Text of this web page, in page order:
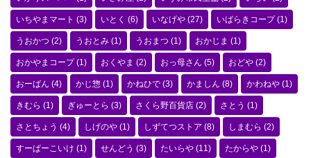
いちやまマート (3) いとく (6) いなげや (27) いばらきコープ(1)
うおかつ (2) うおとみ (1) うおまつ (1) おかじま (1)
おかやまコープ(1) おくやま (2) おっ母さん (5) おどや (2)
おーばん (4) かじ惣 (1) かねひで (3) かましん (8) かわねや (1)
きむら (1) ぎゅーとら (3) さくら野百貨店 (2) さとう (1)
さとちょう (4) しげのや (1) しずてつストア (8) しまむら (2)
すーぱーこいけ (1) せんどう (3) たいらや (11) たからや (1)